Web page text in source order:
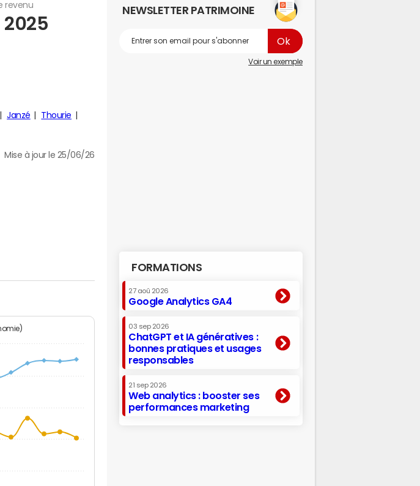
revenu
Janzé
Thourie
Mise à jour le 25/06/26
NEWSLETTER PATRIMOINE
Voir un exemple
FORMATIONS
27 aoû 2026
Google Analytics GA4
03 sep 2026
ChatGPT et IA génératives :
bonnes pratiques et usages
responsables
21 sep 2026
Web analytics : booster ses
performances marketing